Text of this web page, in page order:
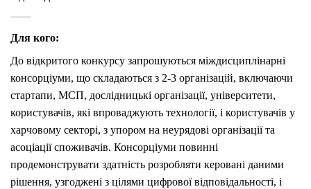
Для кого:
До відкритого конкурсу запрошуються міждисциплінарні
консорціуми, що складаються з 2-3 організацій, включаючи
стартапи, МСП, дослідницькі організації, університети,
користувачів, які впроваджують технології, і користувачів у
харчовому секторі, з упором на неурядові організації та
асоціації споживачів. Консорціуми повинні
продемонструвати здатність розробляти керовані даними
рішення, узгоджені з цілями цифрової відповідальності, і